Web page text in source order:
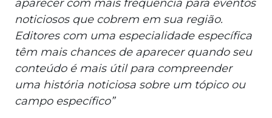
aparecer com mais frequência para eventos
noticiosos que cobrem em sua região.
Editores com uma especialidade específica
têm mais chances de aparecer quando seu
conteúdo é mais útil para compreender
uma história noticiosa sobre um tópico ou
campo específico”